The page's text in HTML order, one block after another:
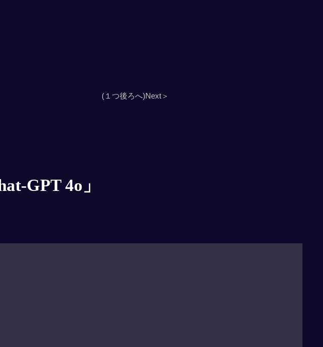
(１つ後ろへ)Next＞
GPT 4o」